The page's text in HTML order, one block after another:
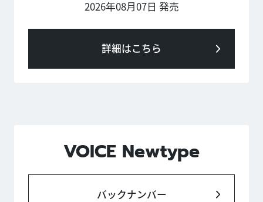
2026年08月07日 発売
詳細はこちら
VOICE Newtype
バックナンバー